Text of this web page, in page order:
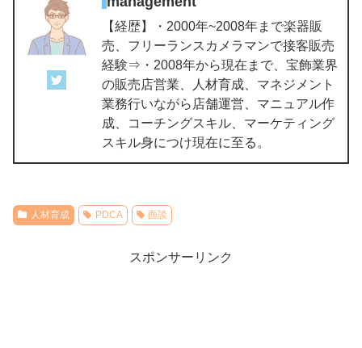
【経歴】・2000年~2008年まで楽器販
売、フリーランスカメラマンで接客販売
経験⇒・2008年から現在まで、宝飾業界
の販売店営業、人材育成、マネジメント
業務行いながら店舗運営、マニュアル作
成、コーチングスキル、マーケティング
スキル身につけ現在に至る。
人材育成 PDCA 面談
スポンサーリンク